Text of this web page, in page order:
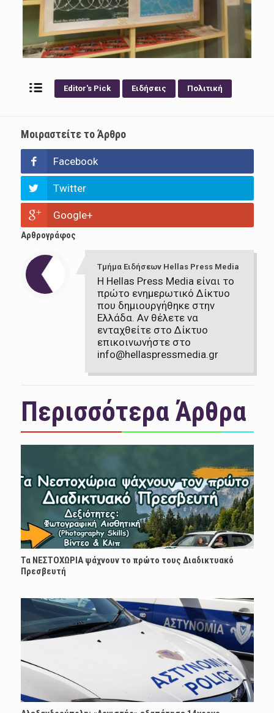
Editor's Pick Ειδήσεις Πολιτική
Μοιραστείτε το Άρθρο
Facebook
Twitter
Google+
Αρθρογράφος
Τμήμα Ειδήσεων Hellas Press Media
Η Hellas Press Media είναι το
πρώτο ενημερωτικό Δίκτυο
που δημιουργήθηκε στην
Ελλάδα. Αν θέλετε να
ενταχθείτε στο Δίκτυο
επικοινωνήστε στο
info@hellaspressmedia.gr
Περισσότερα Άρθρα
Τα ΝΕΣΤΟΧΩΡΙΑ ψάχνουν το πρώτο τους Διαδικτυακό
Πρεσβευτή